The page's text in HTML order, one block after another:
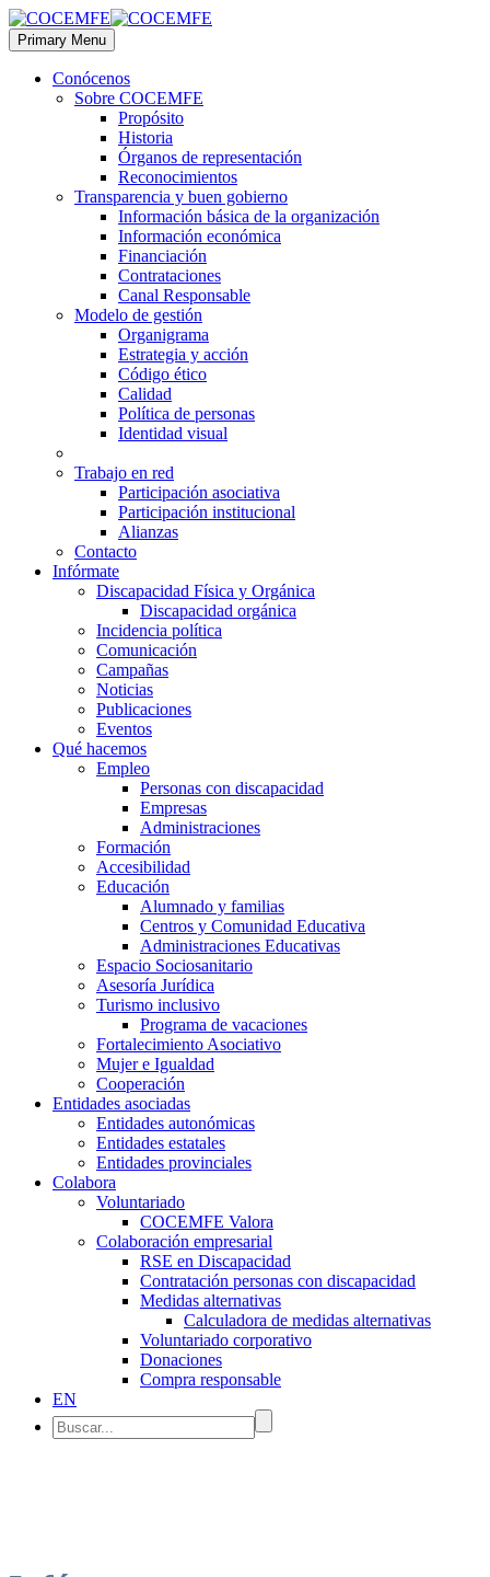
Primary Menu
Conócenos
Sobre COCEMFE
Propósito
Historia
Órganos de representación
Reconocimientos
Transparencia y buen gobierno
Información básica de la organización
Información económica
Financiación
Contrataciones
Canal Responsable
Modelo de gestión
Organigrama
Estrategia y acción
Código ético
Calidad
Política de personas
Identidad visual
Trabajo en red
Participación asociativa
Participación institucional
Alianzas
Contacto
Infórmate
Discapacidad Física y Orgánica
Discapacidad orgánica
Incidencia política
Comunicación
Campañas
Noticias
Publicaciones
Eventos
Qué hacemos
Empleo
Personas con discapacidad
Empresas
Administraciones
Formación
Accesibilidad
Educación
Alumnado y familias
Centros y Comunidad Educativa
Administraciones Educativas
Espacio Sociosanitario
Asesoría Jurídica
Turismo inclusivo
Programa de vacaciones
Fortalecimiento Asociativo
Mujer e Igualdad
Cooperación
Entidades asociadas
Entidades autonómicas
Entidades estatales
Entidades provinciales
Colabora
Voluntariado
COCEMFE Valora
Colaboración empresarial
RSE en Discapacidad
Contratación personas con discapacidad
Medidas alternativas
Calculadora de medidas alternativas
Voluntariado corporativo
Donaciones
Compra responsable
EN